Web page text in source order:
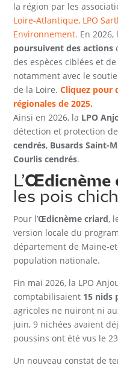
la région par les
Loire-Atlantique, LPO
Environnement. En
poursuivent des actions
des espèces ciblées et
notamment avec le
de la Loire.Cliquez pour
régionales de 2025.
Ainsi en 2026, la LPO
détection et protection
cendrés, Busards Saint-
Courlis cendrés.
L’Œdicnème
les pois
Pour l’Œdicnème criard,
version locale du
département de Maine-
population nationale.
Fin mai 2026, la LPO
comptabilisaient 15 nids
agricoles ne nuiront ni
juin, 9 nichées avaient
poussins ont été vus le
Un nouveau constat de